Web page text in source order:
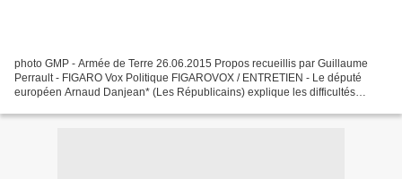
photo GMP - Armée de Terre 26.06.2015 Propos recueillis par Guillaume
Perrault - FIGARO Vox Politique FIGAROVOX / ENTRETIEN - Le député
européen Arnaud Danjean* (Les Républicains) explique les difficultés